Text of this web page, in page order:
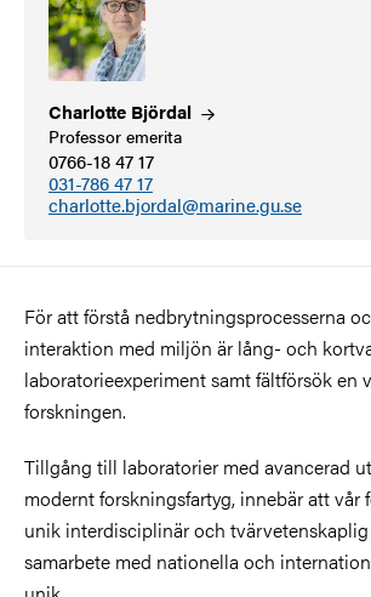
Charlotte Björdal
Professor emerita
0766-18 47 17
031-786 47 17
charlotte.bjordal@marine.gu.se
För att förstå nedbrytningsprocesserna
interaktion med miljön är lång- och
laboratorieexperiment samt fältförsök en
forskningen.
Tillgång till laboratorier med avancerad
modernt forskningsfartyg, innebär att vår
unik interdisciplinär och
samarbete med nationella och